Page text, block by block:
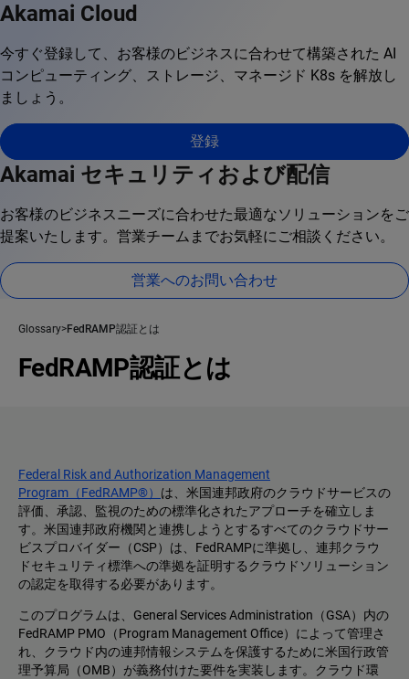
Akamai Cloud
今すぐ登録して、お客様のビジネスに合わせて構築された AI
コンピューティング、ストレージ、マネージド K8s を解放し
ましょう。
登録
Akamai セキュリティおよび配信
お客様のビジネスニーズに合わせた最適なソリューションをご
提案いたします。営業チームまでお気軽にご相談ください。
営業へのお問い合わせ
Glossary FedRAMP認証とは
FedRAMP認証とは
Federal Risk and Authorization Management
Program（FedRAMP®） は、米国連邦政府のクラウドサービスの
評価、承認、監視のための標準化されたアプローチを確立しま
す。米国連邦政府機関と連携しようとするすべてのクラウドサー
ビスプロバイダー（CSP）は、FedRAMPに準拠し、連邦クラウ
ドセキュリティ標準への準拠を証明するクラウドソリューション
の認定を取得する必要があります。
このプログラムは、General Services Administration（GSA）内の
FedRAMP PMO（Program Management Office）によって管理さ
れ、クラウド内の連邦情報システムを保護するために米国行政管
理予算局（OMB）が義務付けた要件を実装します。クラウド環